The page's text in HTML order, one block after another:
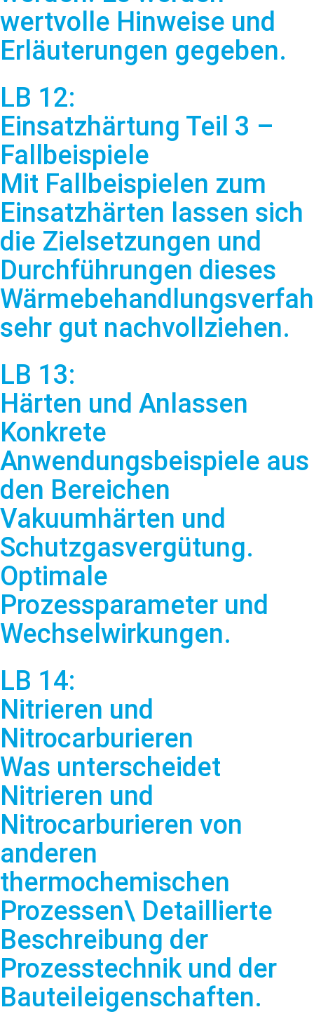
wertvolle Hinweise und
Erläuterungen gegeben.
LB 12:
Einsatzhärtung Teil 3 –
Fallbeispiele
Mit Fallbeispielen zum
Einsatzhärten lassen sich
die Zielsetzungen und
Durchführungen dieses
sehr gut nachvollziehen.
LB 13:
Härten und Anlassen
Konkrete
Anwendungsbeispiele aus
den Bereichen
Vakuumhärten und
Schutzgasvergütung.
Optimale
Prozessparameter und
Wechselwirkungen.
LB 14:
Nitrieren und
Nitrocarburieren
Was unterscheidet
Nitrieren und
Nitrocarburieren von
anderen
thermochemischen
Prozessen\ Detaillierte
Beschreibung der
Prozesstechnik und der
Bauteileigenschaften.